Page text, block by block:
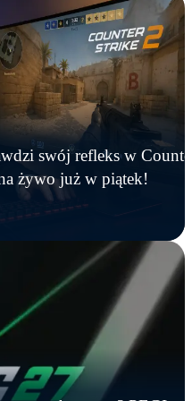
swój refleks w
na żywo już w piątek!